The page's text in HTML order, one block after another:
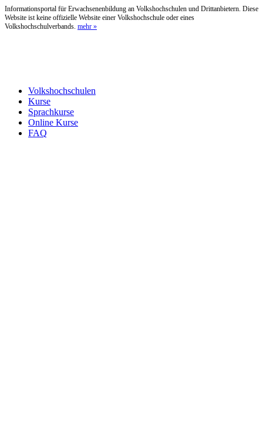
Informationsportal für Erwachsenenbildung an Volkshochschulen und Drittanbietern. Diese
Website ist keine offizielle Website einer Volkshochschule oder eines
Volkshochschulverbands. mehr »
Volkshochschulen
Kurse
Sprachkurse
Online Kurse
FAQ